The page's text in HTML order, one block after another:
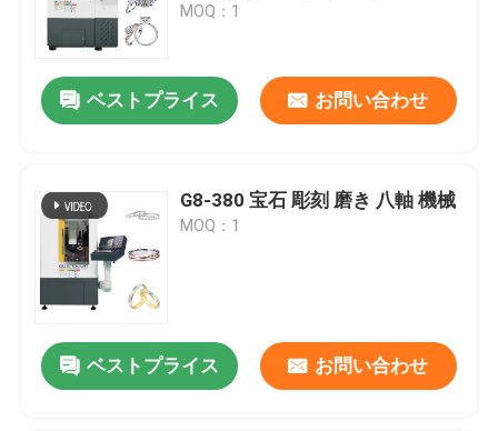
MOQ：1
ベストプライス お問い合わせ
G8-380 宝石 彫刻 磨き 八軸 機械
MOQ：1
ベストプライス お問い合わせ